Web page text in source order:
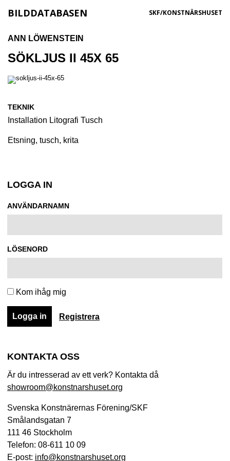
BILDDATABASEN SKF/KONSTNÄRSHUSET
ANN LÖWENSTEIN
SÖKLJUS II 45X 65
TEKNIK
Installation Litografi Tusch
Etsning, tusch, krita
LOGGA IN
ANVÄNDARNAMN
LÖSENORD
Kom ihåg mig
Registrera
KONTAKTA OSS
Är du intresserad av ett verk? Kontakta då
showroom@konstnarshuset.org
Svenska Konstnärernas Förening/SKF
Smålandsgatan 7
111 46 Stockholm
Telefon: 08-611 10 09
E-post: info@konstnarshuset.org